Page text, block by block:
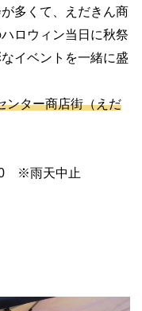
多くて、えだきん商
ロウィン当日に秋祭
イベントを一緒に盛
ンター商店街（えだ
※雨天中止